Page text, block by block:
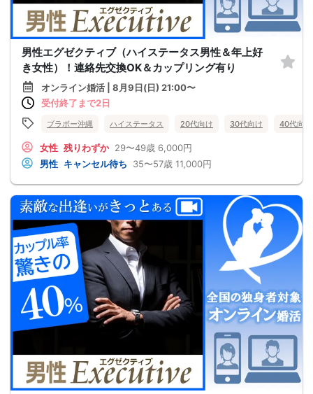
男性エグゼクティブ（ハイステータス男性＆年上好
き女性）！連絡先交換OK＆カップリング有り
オンライン婚活 | 8月9日(日) 21:00〜
受付終了まで2日
ブラボー沖縄 ハイステータス 20代向け 30代向け 40代向け
女性 残りわずか 29〜49歳 6,000円
男性 キャンセル待ち 35〜57歳 11,000円